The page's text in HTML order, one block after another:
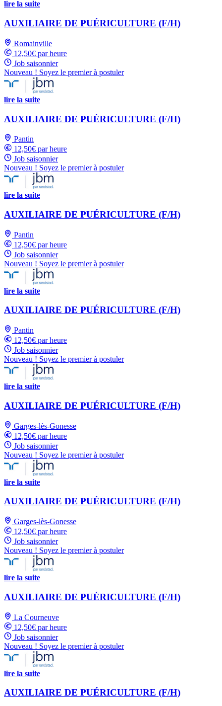
lire la suite
AUXILIAIRE DE PUÉRICULTURE (F/H)
Romainville
12,50€ par heure
Job saisonnier
Nouveau ! Soyez le premier à postuler
lire la suite
AUXILIAIRE DE PUÉRICULTURE (F/H)
Pantin
12,50€ par heure
Job saisonnier
Nouveau ! Soyez le premier à postuler
lire la suite
AUXILIAIRE DE PUÉRICULTURE (F/H)
Pantin
12,50€ par heure
Job saisonnier
Nouveau ! Soyez le premier à postuler
lire la suite
AUXILIAIRE DE PUÉRICULTURE (F/H)
Pantin
12,50€ par heure
Job saisonnier
Nouveau ! Soyez le premier à postuler
lire la suite
AUXILIAIRE DE PUÉRICULTURE (F/H)
Garges-lès-Gonesse
12,50€ par heure
Job saisonnier
Nouveau ! Soyez le premier à postuler
lire la suite
AUXILIAIRE DE PUÉRICULTURE (F/H)
Garges-lès-Gonesse
12,50€ par heure
Job saisonnier
Nouveau ! Soyez le premier à postuler
lire la suite
AUXILIAIRE DE PUÉRICULTURE (F/H)
La Courneuve
12,50€ par heure
Job saisonnier
Nouveau ! Soyez le premier à postuler
lire la suite
AUXILIAIRE DE PUÉRICULTURE (F/H)